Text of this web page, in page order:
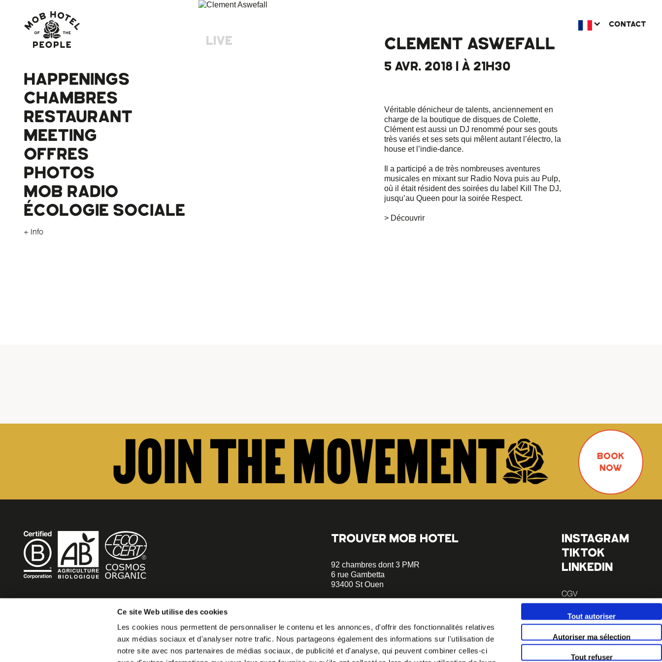
Ce site Web utilise des cookies
Les cookies nous permettent de personnaliser le contenu et les annonces, d'offrir des fonctionnalités relatives
aux médias sociaux et d'analyser notre trafic. Nous partageons également des informations sur l'utilisation de
notre site avec nos partenaires de médias sociaux, de publicité et d'analyse, qui peuvent combiner celles-ci
Tout autoriser
Autoriser ma sélection
Tout refuser
HAPPENINGS
CHAMBRES
RESTAURANT
MEETING
OFFRES
PHOTOS
MOB RADIO
ÉCOLOGIE SOCIALE
+ Info
CONTACT
CLEMENT ASWEFALL
5 AVR. 2018 | À 21H30
LIVE
Véritable dénicheur de talents, anciennement en
charge de la boutique de disques de Colette,
Clément est aussi un DJ renommé pour ses gouts
très variés et ses sets qui mêlent autant l’électro, la
house et l’indie-dance.
Il a participé a de très nombreuses aventures
musicales en mixant sur Radio Nova puis au Pulp,
où il était résident des soirées du label Kill The DJ,
jusqu’au Queen pour la soirée Respect.
> Découvrir
BOOK
NOW
BECOME MOB
MOB HOTEL se développe en un véritable mouvement coopératif.
Vous souhaitez créer votre MOB HOTEL et prendre part à notre
TROUVER MOB HOTEL
92 chambres dont 3 PMR
6 rue Gambetta
93400 St Ouen
Métro Garibaldi - Ligne 13 (à 5 minutes)
Métro Mairie de St Ouen - Ligne 14 (à 10
minutes)
INSTAGRAM
TIKTOK
LINKEDIN
CGV
Mentions légales